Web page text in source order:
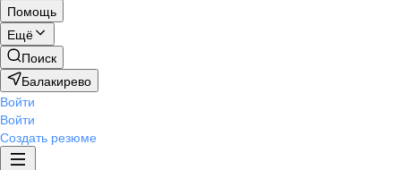
Помощь
Ещё
Поиск
Балакирево
Войти
Войти
Создать резюме